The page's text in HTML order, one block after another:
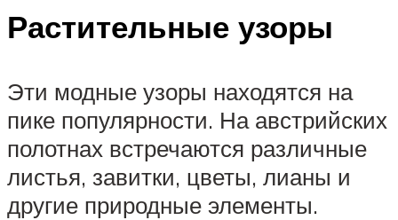
Растительные узоры
Эти модные узоры находятся на
пике популярности. На австрийских
полотнах встречаются различные
листья, завитки, цветы, лианы и
другие природные элементы.